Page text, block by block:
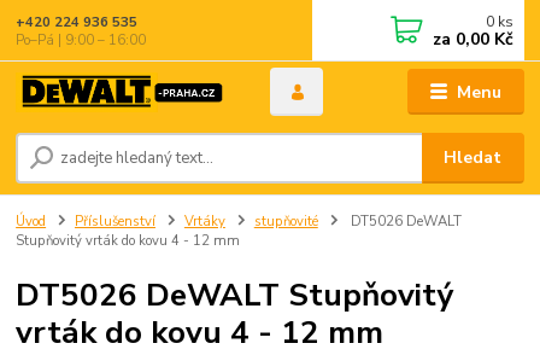
Menu
Hledat
+420 224 936 535
Po–Pá | 9:00 – 16:00
0 ks
za 0,00 Kč
Úvod Příslušenství Vrtáky stupňovité
DT5026 DeWALT
Stupňovitý vrták do kovu 4 - 12 mm
DT5026 DeWALT Stupňovitý
vrták do kovu 4 - 12 mm